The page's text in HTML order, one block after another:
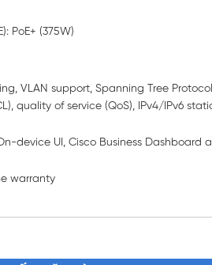
PoE+ (375W)
VLAN support, Spanning Tree Protocol
quality of service (QoS), IPv4/IPv6
device UI, Cisco Business Dashboard
warranty